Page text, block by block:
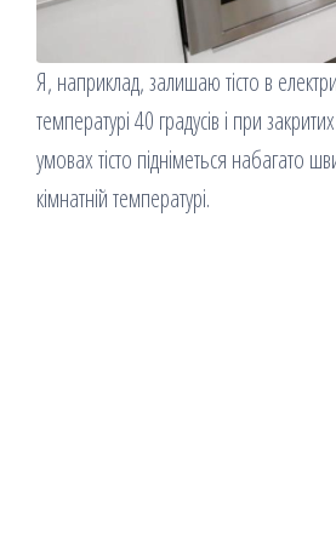
Я, наприклад, залишаю тісто в
температурі 40 градусів і при
умовах тісто підніметься набагато
кімнатній температурі.